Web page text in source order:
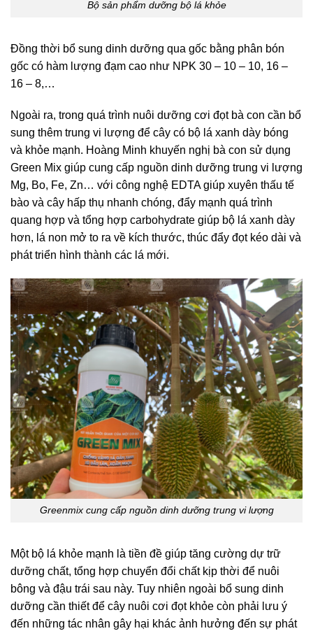
Bộ sản phẩm dưỡng bộ lá khỏe
Đồng thời bổ sung dinh dưỡng qua gốc bằng phân bón
gốc có hàm lượng đạm cao như NPK 30 – 10 – 10, 16 –
16 – 8,…
Ngoài ra, trong quá trình nuôi dưỡng cơi đọt bà con cần bổ
sung thêm trung vi lượng để cây có bộ lá xanh dày bóng
và khỏe mạnh. Hoàng Minh khuyến nghị bà con sử dụng
Green Mix giúp cung cấp nguồn dinh dưỡng trung vi lượng
Mg, Bo, Fe, Zn… với công nghệ EDTA giúp xuyên thấu tế
bào và cây hấp thụ nhanh chóng, đẩy mạnh quá trình
quang hợp và tổng hợp carbohydrate giúp bộ lá xanh dày
hơn, lá non mở to ra về kích thước, thúc đẩy đọt kéo dài và
phát triển hình thành các lá mới.
Greenmix cung cấp nguồn dinh dưỡng trung vi lượng
Một bộ lá khỏe mạnh là tiền đề giúp tăng cường dự trữ
dưỡng chất, tổng hợp chuyển đổi chất kịp thời để nuôi
bông và đậu trái sau này. Tuy nhiên ngoài bổ sung dinh
dưỡng cần thiết để cây nuôi cơi đọt khỏe còn phải lưu ý
đến những tác nhân gây hại khác ảnh hưởng đến sự phát